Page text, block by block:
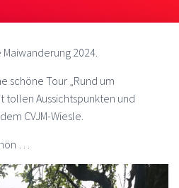
2024.
schöne Tour „Rund um
tollen Aussichtspunkten und
CVJM-Wiesle.
…